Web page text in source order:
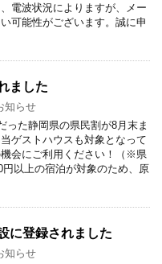
電波状況によりますが、メー
可能性がございます。誠に申
ました
知らせ
った静岡県の県民割が8月末ま
ゲストハウスも対象となって
会にご利用ください！（※県
円以上の宿泊が対象のため、原
に登録されました
知らせ